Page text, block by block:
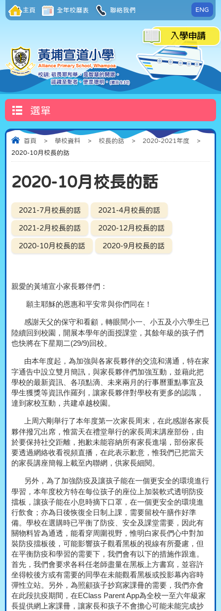
主頁 全年校曆表 聯絡我們 ENG
選單
首頁 > 學校資料 > 校長的話 > 2020-2021年度
>
2020-10月校長的話
2020-10月校長的話
2021-7月校長的話 2021-4月校長的話
2021-2月校長的話 2020-12月校長的話
2020-10月校長的話 2020-9月校長的話
親愛的黃埔宣小家長夥伴們：
願主耶穌的恩惠和平安常與你們同在！
感謝天父的保守和看顧，轉眼間小一、小五及小六學生已
陸續回到校園，開展本學年的面授課堂，其餘年級的孩子們
也快將在下星期二(29/9)回校。
由本年度起，為加強與各家長夥伴的交流和溝通，特在家
字通告中設立雙月簡訊，與家長夥伴們加強互動，並藉此把
學校的最新資訊、各項點滴、未來兩月的行事曆重點事宜及
學生獲獎等資訊作羅列，讓家長夥伴對學校有更多的認識，
達到家校互動，共建卓越校園。
上周六剛舉行了本年度第一次家長周末，在此感謝各家長
夥伴撥冗出席，惟當天在禮堂舉行的家長周末講座部份，由
於要保持社交距離，抱歉未能容納所有家長進場，部份家長
要透過網絡收看視頻直播，在此表示歉意，惟我們已把當天
的家長講座簡報上載至內聯網，供家長細閱。
另外，為了加強防疫及讓孩子能在一個更安全的環境進行
學習，本年度校方特在每位孩子的座位上加裝軟式透明防疫
擋板，讓孩子能在小息時摘下口罩，在一個更安全的環境進
行飲食；亦為日後恢復全日制上課，需要留校午膳作好準
備。學校在選購時已平衡了防疫、安全及課堂需要，因此有
關物料皆為通透，能看穿周圍視野，惟明白家長們心中對加
裝防疫擋板後，可能影響孩子觀看黑板的視線有所憂慮，但
在平衡防疫和學習的需要下，我們會有以下的措施作跟進。
首先，我們會要求各科任老師盡量在黑板上方書寫，並容許
坐得較後方或有需要的同學在未能觀看黑板或投影幕內容時
彈性立站。另外，為照顧孩子抄寫家課冊的需要，我們亦會
在此段抗疫期間，在EClass Parent App為全校一至六年級家
長提供網上家課冊，讓家長和孩子不會擔心可能未能完成抄